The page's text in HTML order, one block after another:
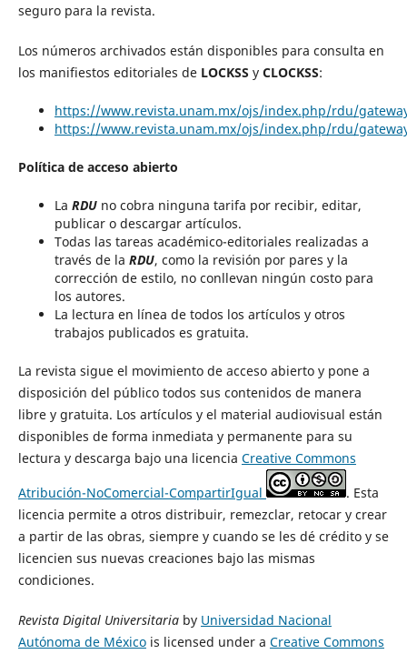
seguro para la revista.
Los números archivados están disponibles para consulta en
los manifiestos editoriales de LOCKSS y CLOCKSS:
https://www.revista.unam.mx/ojs/index.php/rdu/
https://www.revista.unam.mx/ojs/index.php/rdu/
Política de acceso abierto
La RDUno cobra ninguna tarifa por recibir, editar,
publicar o descargar artículos.
Todas las tareas académico-editoriales realizadas a
través de la RDU, como la revisión por pares y la
corrección de estilo, no conllevan ningún costo para
los autores.
La lectura en línea de todos los artículos y otros
trabajos publicados es gratuita.
La revista sigue el movimiento de acceso abierto y pone a
disposición del público todos sus contenidos de manera
libre y gratuita. Los artículos y el material audiovisual están
disponibles de forma inmediata y permanente para su
lectura y descarga bajo una licencia Creative Commons
Atribución-NoComercial-CompartirIgual
. Esta
licencia permite a otros distribuir, remezclar, retocar y crear
a partir de las obras, siempre y cuando se les dé crédito y se
licencien sus nuevas creaciones bajo las mismas
condiciones.
Revista Digital Universitariaby Universidad Nacional
Autónoma de Méxicois licensed under a Creative Commons